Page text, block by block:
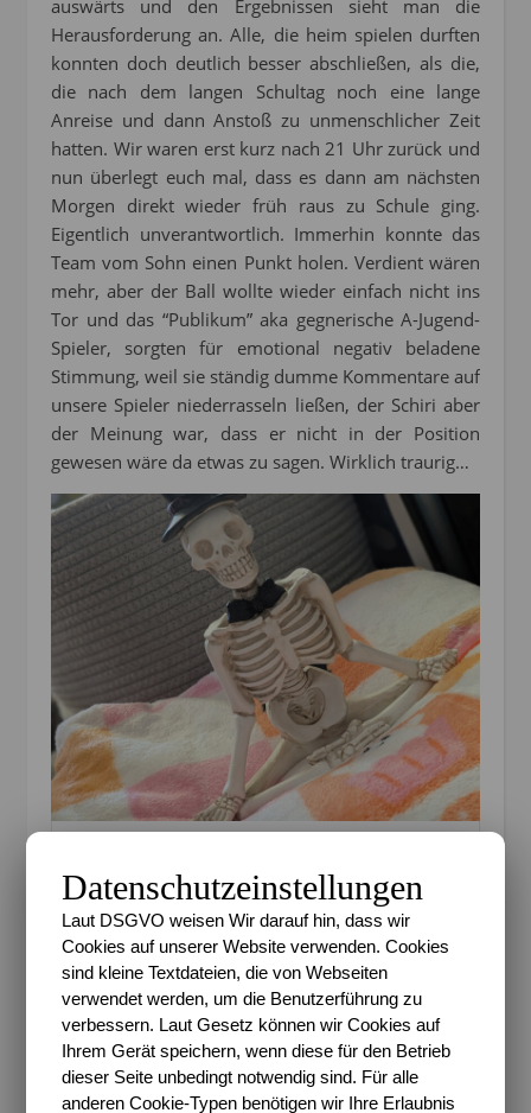
auswärts und den Ergebnissen sieht man die
Herausforderung an. Alle, die heim spielen durften
konnten doch deutlich besser abschließen, als die,
die nach dem langen Schultag noch eine lange
Anreise und dann Anstoß zu unmenschlicher Zeit
hatten. Wir waren erst kurz nach 21 Uhr zurück und
nun überlegt euch mal, dass es dann am nächsten
Morgen direkt wieder früh raus zu Schule ging.
Eigentlich unverantwortlich. Immerhin konnte das
Team vom Sohn einen Punkt holen. Verdient wären
mehr, aber der Ball wollte wieder einfach nicht ins
Tor und das “Publikum” aka gegnerische A-Jugend-
Spieler, sorgten für emotional negativ beladene
Stimmung, weil sie ständig dumme Kommentare auf
unsere Spieler niederrasseln ließen, der Schiri aber
der Meinung war, dass er nicht in der Position
gewesen wäre da etwas zu sagen. Wirklich traurig…
Durch dieses späte Auswärtsspiel, einem Event auf
dem wir geladen waren und anderen Faktoren kam
ich diese Woche einfach nicht zum Laufen. Es ging
einfach nicht und zum Ende der Woche bin ich nun
auch nicht fit, so dass ich wohl die 5. Woche meines
Laufplans mit Verzögerung angehen werde bzw.
muss. Auch zum Yoga kam ich kaum. Das ärgert
mich sehr, denn ich denke gerade jetzt würde es mir
Datenschutzeinstellungen
Laut DSGVO weisen Wir darauf hin, dass wir
Cookies auf unserer Website verwenden. Cookies
sind kleine Textdateien, die von Webseiten
verwendet werden, um die Benutzerführung zu
verbessern. Laut Gesetz können wir Cookies auf
Ihrem Gerät speichern, wenn diese für den Betrieb
dieser Seite unbedingt notwendig sind. Für alle
anderen Cookie-Typen benötigen wir Ihre Erlaubnis